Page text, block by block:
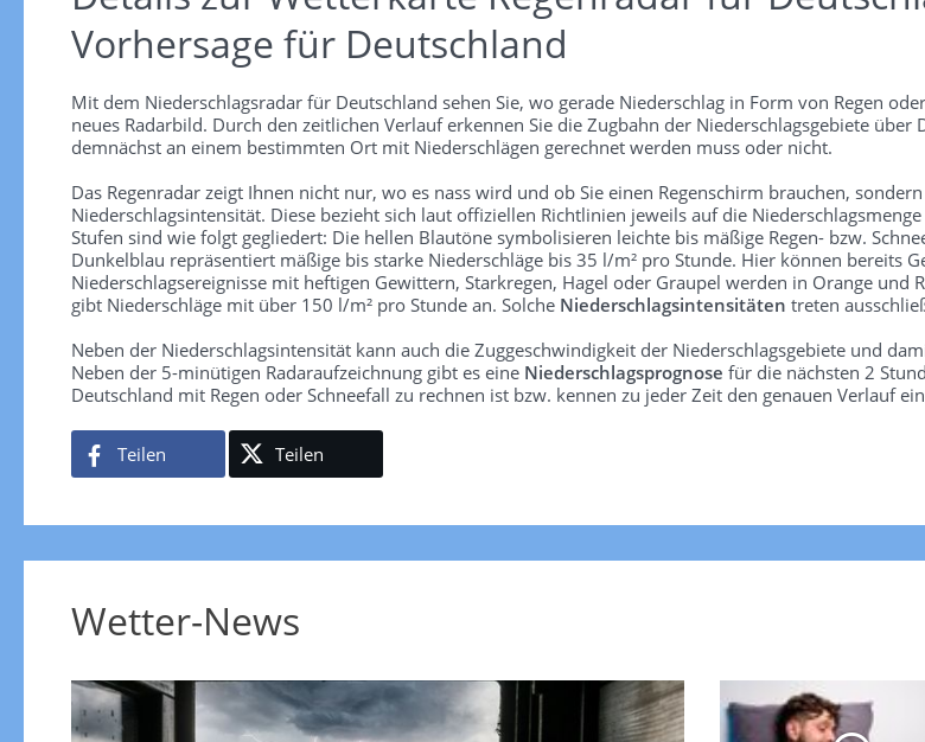
Vorhersage für Deutschland
Mit dem Niederschlagsradar für Deutschland sehen Sie, wo gerade Niederschlag in Form von Regen
neues Radarbild. Durch den zeitlichen Verlauf erkennen Sie die Zugbahn der Niederschlagsgebiete
demnächst an einem bestimmten Ort mit Niederschlägen gerechnet werden muss oder nicht.
Das Regenradar zeigt Ihnen nicht nur, wo es nass wird und ob Sie einen Regenschirm brauchen,
Niederschlagsintensität. Diese bezieht sich laut offiziellen Richtlinien jeweils auf die
Stufen sind wie folgt gegliedert: Die hellen Blautöne symbolisieren leichte bis mäßige Regen- bzw.
Dunkelblau repräsentiert mäßige bis starke Niederschläge bis 35 l/m² pro Stunde. Hier können bereits
Niederschlagsereignisse mit heftigen Gewittern, Starkregen, Hagel oder Graupel werden in Orange und
gibt Niederschläge mit über 150 l/m² pro Stunde an. Solche Niederschlagsintensitäten treten
Neben der Niederschlagsintensität kann auch die Zuggeschwindigkeit der Niederschlagsgebiete und
Neben der 5-minütigen Radaraufzeichnung gibt es eine Niederschlagsprognose für die nächsten 2
Deutschland mit Regen oder Schneefall zu rechnen ist bzw. kennen zu jeder Zeit den genauen Verlauf
Teilen Teilen
Wetter-News